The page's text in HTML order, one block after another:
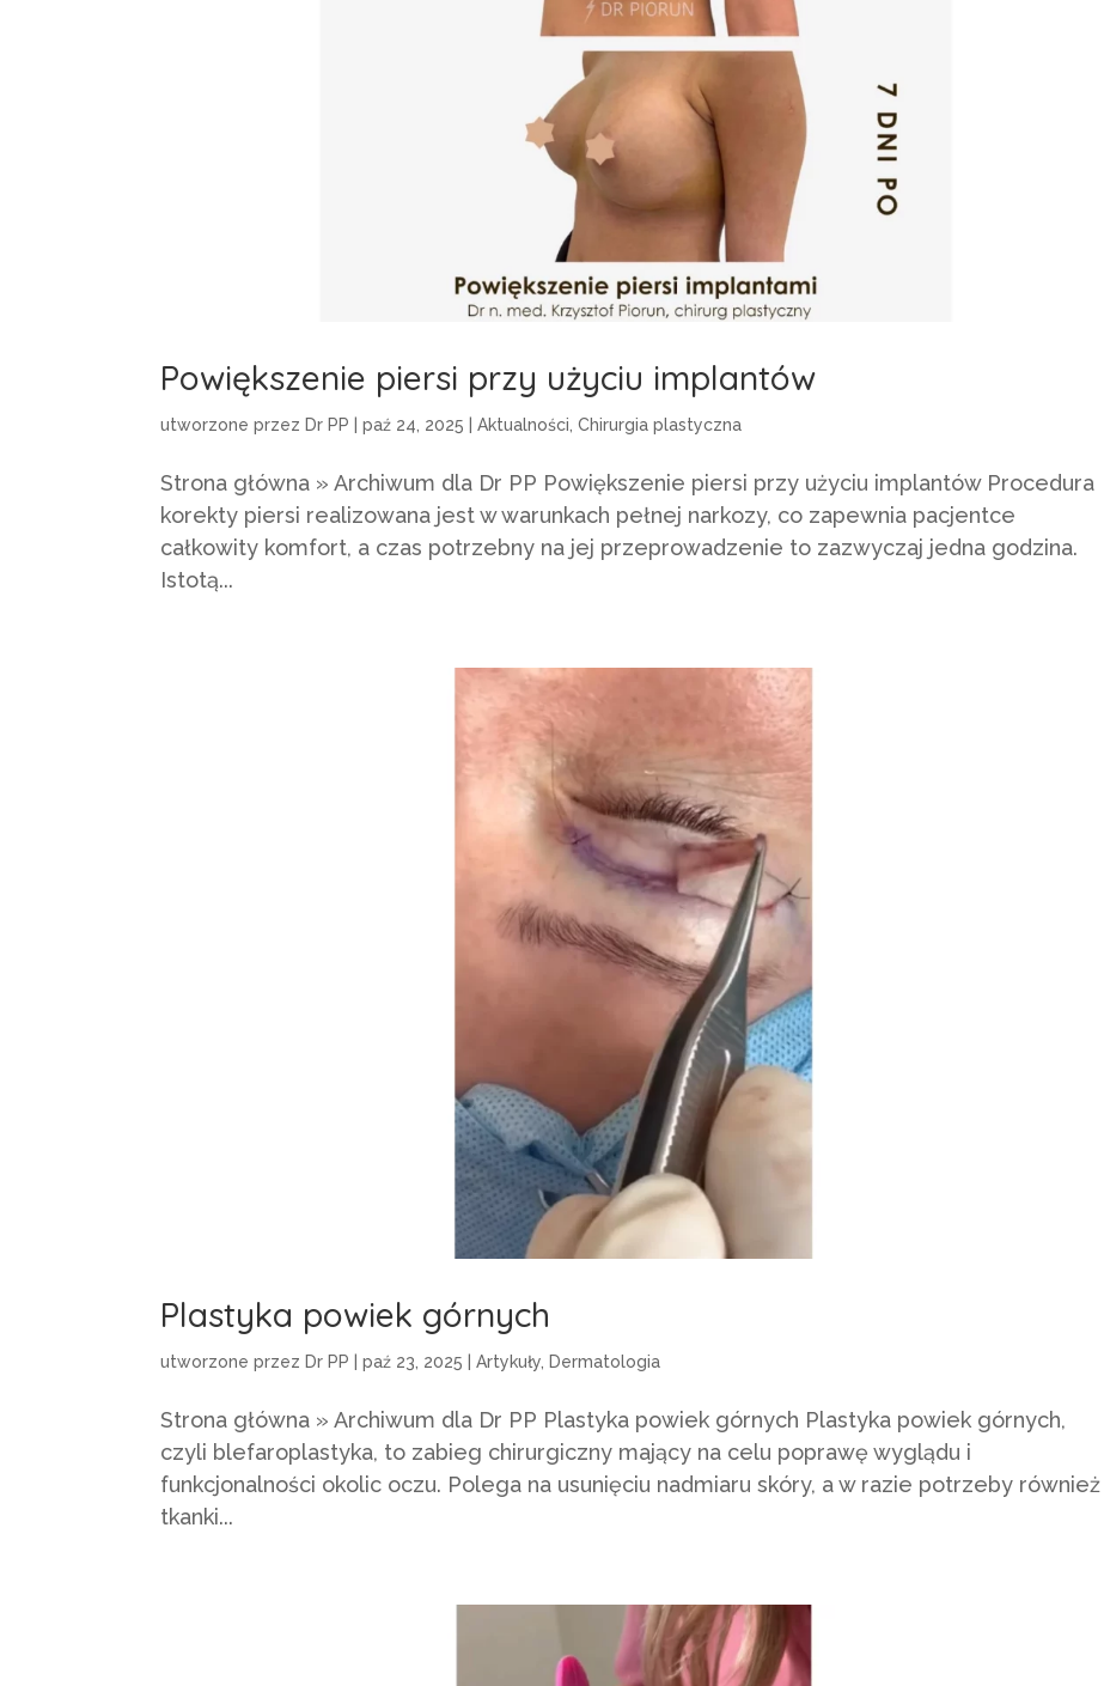
Powiększenie piersi przy użyciu implantów
utworzone przezDr PP |paź 24, 2025 |Aktualności ,Chirurgia plastyczna
Strona główna » Archiwum dla Dr PP Powiększenie piersi przy użyciu implantów Procedura
korekty piersi realizowana jest w warunkach pełnej narkozy, co zapewnia pacjentce
całkowity komfort, a czas potrzebny na jej przeprowadzenie to zazwyczaj jedna godzina.
Istotą...
Plastyka powiek górnych
utworzone przez Dr PP |paź 23, 2025 |Artykuły, Dermatologia
Strona główna » Archiwum dla Dr PP Plastyka powiek górnych Plastyka powiek górnych,
czyli blefaroplastyka, to zabieg chirurgiczny mający na celu poprawę wyglądu i
funkcjonalności okolic oczu. Polega na usunięciu nadmiaru skóry, a w razie potrzeby również
tkanki...